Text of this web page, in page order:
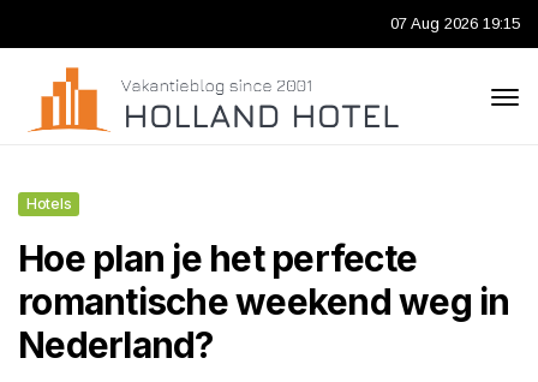
07 Aug 2026 19:15
Hotels
Hoe plan je het perfecte
romantische weekend weg in
Nederland?